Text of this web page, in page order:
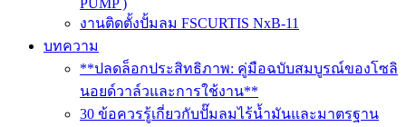
PUMP )
งานติดตั้งปั้มลม FSCURTIS NxB-11
บทความ
**ปลดล็อกประสิทธิภาพ: คู่มือฉบับสมบูรณ์ของโซลิ
นอยด์วาล์วและการใช้งาน**
30 ข้อควรรู้เกี่ยวกับปั๊มลมไร้น้ำมันและมาตรฐาน